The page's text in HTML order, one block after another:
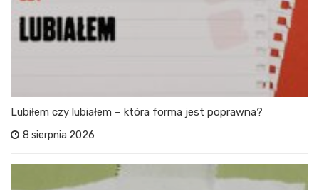
Lubiłem czy lubiałem – która forma jest poprawna?
8 sierpnia 2026